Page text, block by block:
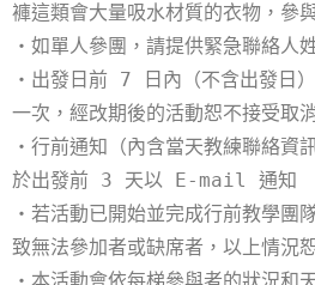
褲這類會大量吸水材質的衣物，參
・如單人參團，請提供緊急聯絡人
・出發日前 7 日內（不含出發日
一次，經改期後的活動恕不接受取
・行前通知（內含當天教練聯絡資
於出發前 3 天以 E-mail 通知
・若活動已開始並完成行前教學團
致無法參加者或缺席者，以上情況